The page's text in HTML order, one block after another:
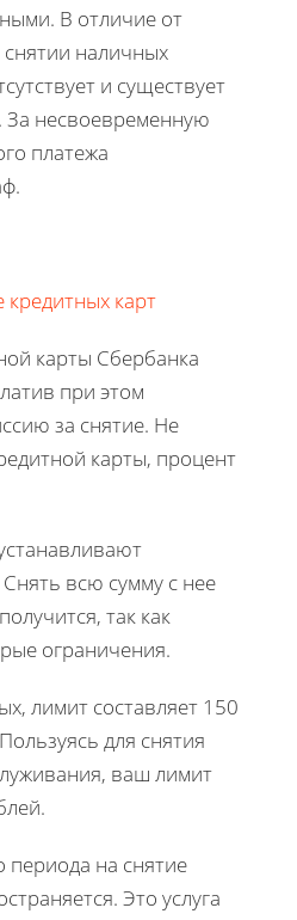
В отличие от
наличных
и существует
За несвоевременную
платежа
кредитных карт
карты Сбербанка
при этом
за снятие. Не
карты, процент
всю сумму с нее
так как
ограничения.
лимит составляет 150
для снятия
ваш лимит
периода на снятие
Это услуга